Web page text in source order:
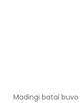
Madingi batai buvo